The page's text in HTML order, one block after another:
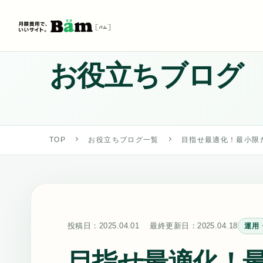
お役立ちブログ
TOP お役立ちブログ一覧 目指せ最適化！最小
投稿日： 2025.04.01 最終更新日： 2025.04.18 運用